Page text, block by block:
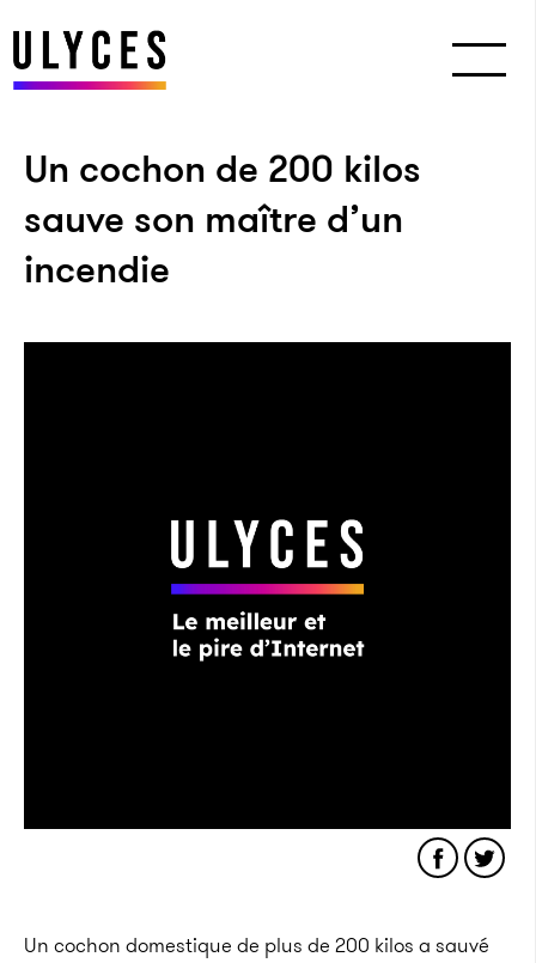
Un cochon de 200 kilos
sauve son maître d’un
incendie
Un cochon domestique de plus de 200 kilos a sauvé